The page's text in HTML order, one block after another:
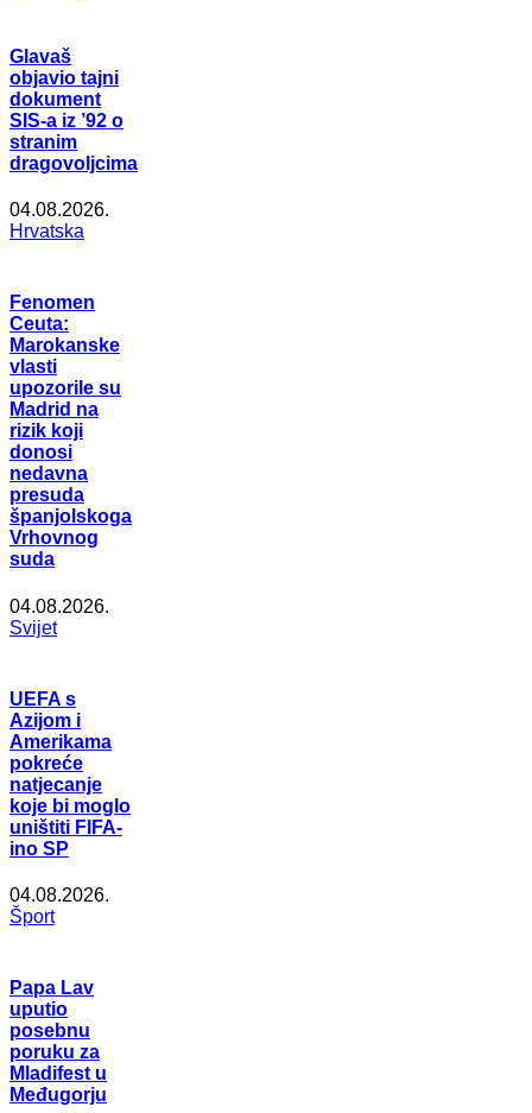
Glavaš
objavio tajni
dokument
SIS-a iz ’92 o
stranim
dragovoljcima
04.08.2026.
Hrvatska
Fenomen
Ceuta:
Marokanske
vlasti
upozorile su
Madrid na
rizik koji
donosi
nedavna
presuda
španjolskoga
Vrhovnog
suda
04.08.2026.
Svijet
UEFA s
Azijom i
Amerikama
pokreće
natjecanje
koje bi moglo
uništiti FIFA-
ino SP
04.08.2026.
Šport
Papa Lav
uputio
posebnu
poruku za
Mladifest u
Međugorju